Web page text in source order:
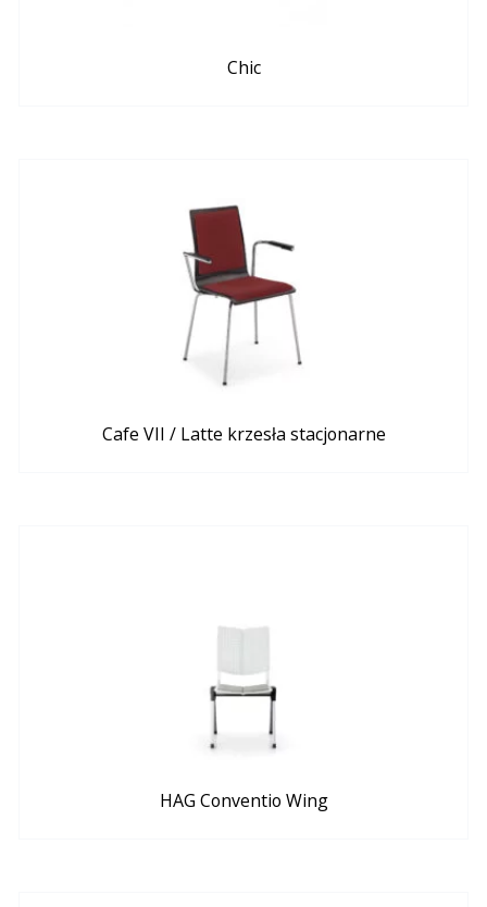
Chic
Cafe VII / Latte krzesła stacjonarne
HAG Conventio Wing